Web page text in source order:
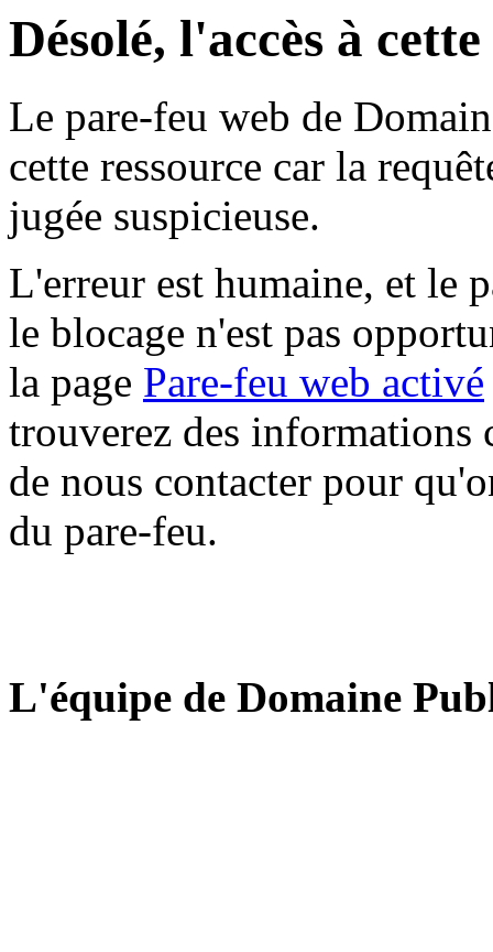
Désolé, l'accès à
Le pare-feu web de
cette ressource car la
jugée suspicieuse.
L'erreur est humaine, et le
le blocage n'est pas
la page Pare-feu web activé
trouverez des informations
de nous contacter pour
du pare-feu.
L'équipe de Domaine